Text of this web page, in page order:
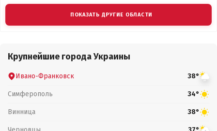
ПОКАЗАТЬ ДРУГИЕ ОБЛАСТИ
Крупнейшие города Украины
Ивано-Франковск 38°
Симферополь 34°
Винница 38°